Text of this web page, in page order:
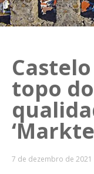
topo
7 de dezembro de 2021